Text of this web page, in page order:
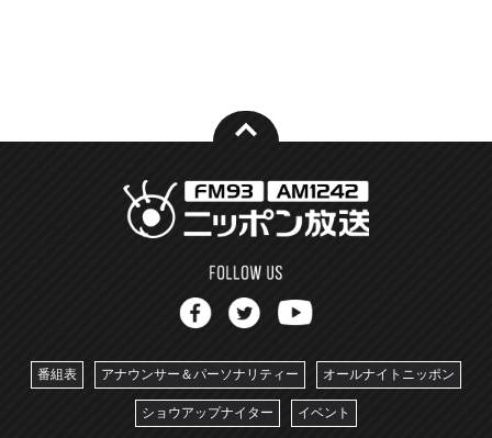
番組表 アナウンサー＆パーソナリティー オールナイトニッポン
ショウアップナイター イベント